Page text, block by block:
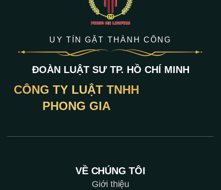
UY TÍN GẶT THÀNH CÔNG
ĐOÀN LUẬT SƯ TP. HỒ CHÍ MINH
CÔNG TY LUẬT TNHH
PHONG GIA
VỀ CHÚNG TÔI
Giới thiệu